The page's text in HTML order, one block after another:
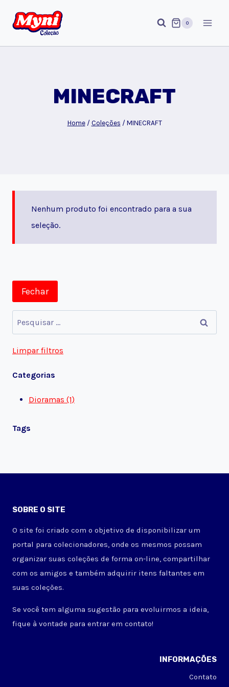
para
0
MINECRAFT
Home / Coleções / MINECRAFT
Nenhum produto foi encontrado para a sua
seleção.
Fechar
Pesquisar
por:
Limpar filtros
Categorias
Dioramas (1)
Tags
SOBRE O SITE
O site foi criado com o objetivo de disponibilizar um
portal para colecionadores, onde os mesmos possam
organizar suas coleções de forma on-line, compartilhar
com os amigos e também adquirir itens faltantes em
suas coleções.
Se você tem alguma sugestão para evoluirmos a ideia,
fique à vontade para entrar em contato!
INFORMAÇÕES
Contato